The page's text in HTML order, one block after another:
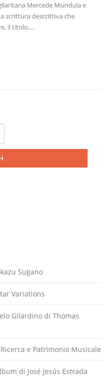
Mercede Mundula e
scrittura descrittiva che
il titolo,…
Sugano
Variations
Gilardino di Thomas
e Patrimonio Musicale
di José Jesús Estrada